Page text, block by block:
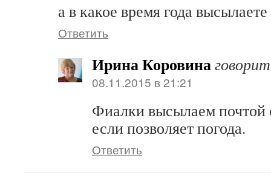
а в какое время года
Ответить
Ирина Коровина
08.11.2015 в 21:21
Фиалки высылаем почтой
если позволяет погода.
Ответить